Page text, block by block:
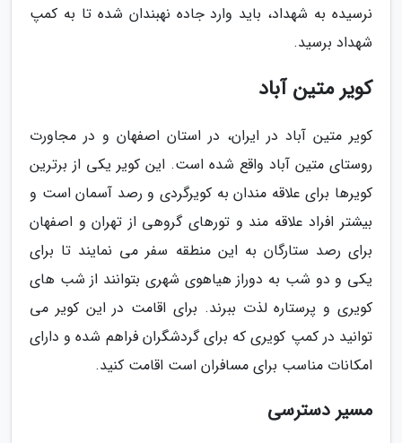
نرسیده به شهداد، باید وارد جاده نهبندان شده تا به کمپ
شهداد برسید.
کویر متین آباد
کویر متین آباد در ایران، در استان اصفهان و در مجاورت
روستای متین آباد واقع شده است. این کویر یکی از برترین
کویرها برای علاقه مندان به کویرگردی و رصد آسمان است و
بیشتر افراد علاقه مند و تورهای گروهی از تهران و اصفهان
برای رصد ستارگان به این منطقه سفر می نمایند تا برای
یکی و دو شب به دوراز هیاهوی شهری بتوانند از شب های
کویری و پرستاره لذت ببرند. برای اقامت در این کویر می
توانید در کمپ کویری که برای گردشگران فراهم شده و دارای
امکانات مناسب برای مسافران است اقامت کنید.
مسیر دسترسی